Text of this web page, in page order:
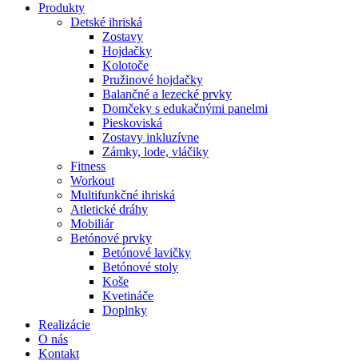
Produkty
Detské ihriská
Zostavy
Hojdačky
Kolotoče
Pružinové hojdačky
Balančné a lezecké prvky
Domčeky s edukačnými panelmi
Pieskoviská
Zostavy inkluzívne
Zámky, lode, vláčiky
Fitness
Workout
Multifunkčné ihriská
Atletické dráhy
Mobiliár
Betónové prvky
Betónové lavičky
Betónové stoly
Koše
Kvetináče
Doplnky
Realizácie
O nás
Kontakt